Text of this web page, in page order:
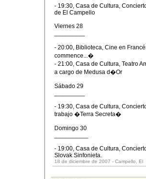
- 19:30, Casa de Cultura,
de El Campello
Viernes 28
- 20:00, Biblioteca, Cine en
commence...�
- 21:00, Casa de Cultura, Teatro
a cargo de Medusa d�Or
Sábado 29
- 19:30, Casa de Cultura,
trabajo �Terra Secreta�
Domingo 30
- 19:00, Casa de Cultura,
Slovak Sinfonieta.
18 de diciembre de 2007 - Campello, El